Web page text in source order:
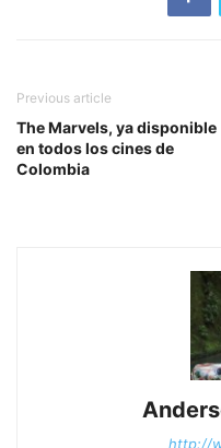
Previous article
The Marvels, ya disponible
en todos los cines de
Colombia
http://